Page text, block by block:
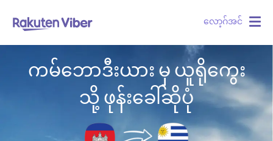
လော့ဂ်အင်
ကမ်ဘောဒီးယား မှ ယူရိုကွေး
သို့ ဖုန်းခေါ်ဆိုပုံ